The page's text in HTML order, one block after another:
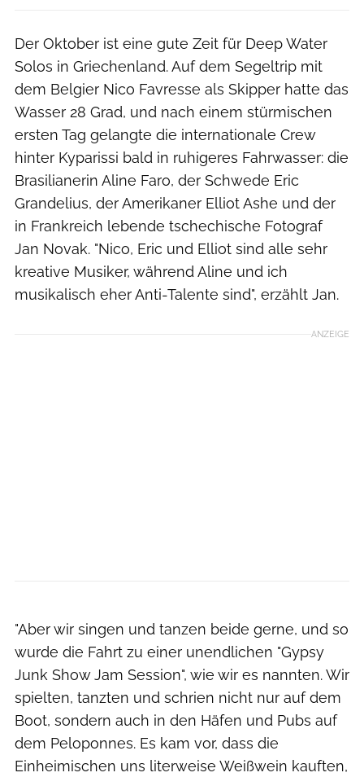
Der Oktober ist eine gute Zeit für Deep Water
Solos in Griechenland. Auf dem Segeltrip mit
dem Belgier Nico Favresse als Skipper hatte das
Wasser 28 Grad, und nach einem stürmischen
ersten Tag gelangte die internationale Crew
hinter Kyparissi bald in ruhigeres Fahrwasser: die
Brasilianerin Aline Faro, der Schwede Eric
Grandelius, der Amerikaner Elliot Ashe und der
in Frankreich lebende tschechische Fotograf
Jan Novak. "Nico, Eric und Elliot sind alle sehr
kreative Musiker, während Aline und ich
musikalisch eher Anti-Talente sind", erzählt Jan.
ANZEIGE
"Aber wir singen und tanzen beide gerne, und so
wurde die Fahrt zu einer unendlichen "Gypsy
Junk Show Jam Session", wie wir es nannten. Wir
spielten, tanzten und schrien nicht nur auf dem
Boot, sondern auch in den Häfen und Pubs auf
dem Peloponnes. Es kam vor, dass die
Einheimischen uns literweise Weißwein kauften,